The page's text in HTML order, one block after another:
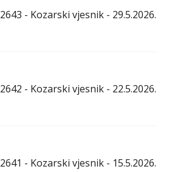
2643 - Kozarski vjesnik - 29.5.2026.
2642 - Kozarski vjesnik - 22.5.2026.
2641 - Kozarski vjesnik - 15.5.2026.